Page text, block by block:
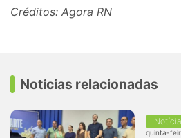
Créditos: Agora RN
Notícias relacionadas
quinta-